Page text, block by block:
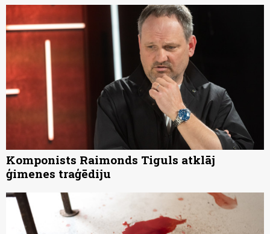
Komponists Raimonds Tiguls atklāj
ģimenes traģēdiju